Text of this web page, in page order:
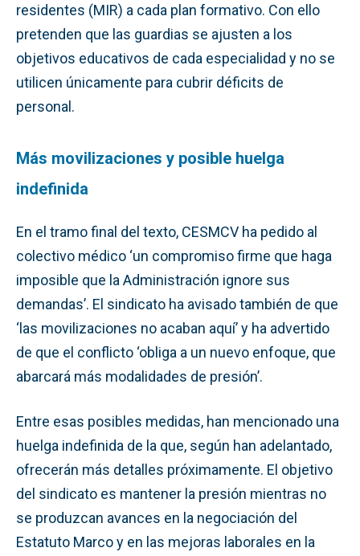
residentes (MIR) a cada plan formativo. Con ello
pretenden que las guardias se ajusten a los
objetivos educativos de cada especialidad y no se
utilicen únicamente para cubrir déficits de
personal.
Más movilizaciones y posible huelga
indefinida
En el tramo final del texto, CESMCV ha pedido al
colectivo médico ‘un compromiso firme que haga
imposible que la Administración ignore sus
demandas’. El sindicato ha avisado también de que
‘las movilizaciones no acaban aquí’ y ha advertido
de que el conflicto ‘obliga a un nuevo enfoque, que
abarcará más modalidades de presión’.
Entre esas posibles medidas, han mencionado una
huelga indefinida de la que, según han adelantado,
ofrecerán más detalles próximamente. El objetivo
del sindicato es mantener la presión mientras no
se produzcan avances en la negociación del
Estatuto Marco y en las mejoras laborales en la